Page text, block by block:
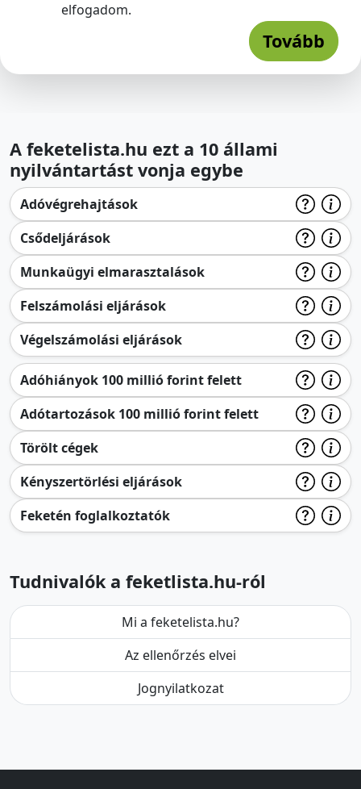
elfogadom.
Tovább
A feketelista.hu ezt a 10 állami
nyilvántartást vonja egybe
Adóvégrehajtások
Csődeljárások
Munkaügyi elmarasztalások
Felszámolási eljárások
Végelszámolási eljárások
Adóhiányok 100 millió forint felett
Adótartozások 100 millió forint felett
Törölt cégek
Kényszertörlési eljárások
Feketén foglalkoztatók
Tudnivalók a feketlista.hu-ról
Mi a feketelista.hu?
Az ellenőrzés elvei
Jognyilatkozat